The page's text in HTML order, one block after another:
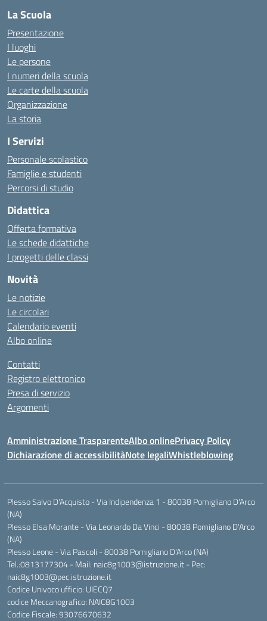
La Scuola
Presentazione
I luoghi
Le persone
I numeri della scuola
Le carte della scuola
Organizzazione
La storia
I Servizi
Personale scolastico
Famiglie e studenti
Percorsi di studio
Didattica
Offerta formativa
Le schede didattiche
I progetti delle classi
Novità
Le notizie
Le circolari
Calendario eventi
Albo online
Contatti
Registro elettronico
Presa di servizio
Argomenti
Amministrazione TrasparenteAlbo onlinePrivacy Policy
Dichiarazione di accessibilitàNote legaliWhistleblowing
Plesso Salvo D'Acquisto - Via Indipendenza 1 - 80038 Pomigliano D'Arco
(NA)
Plesso Elsa Morante - Via Leonardo Da Vinci - 80038 Pomigliano D'Arco
(NA)
Plesso Leone - Via Pascoli - 80038 Pomigliano D'Arco (NA)
Tel.:0813177304 - Mail: naic8g1003@istruzione.it - Pec:
naic8g1003@pec.istruzione.it
Codice Univoco ufficio: UIECQ7
codice Meccanografico: NAIC8G1003
Codice Fiscale: 93076670632